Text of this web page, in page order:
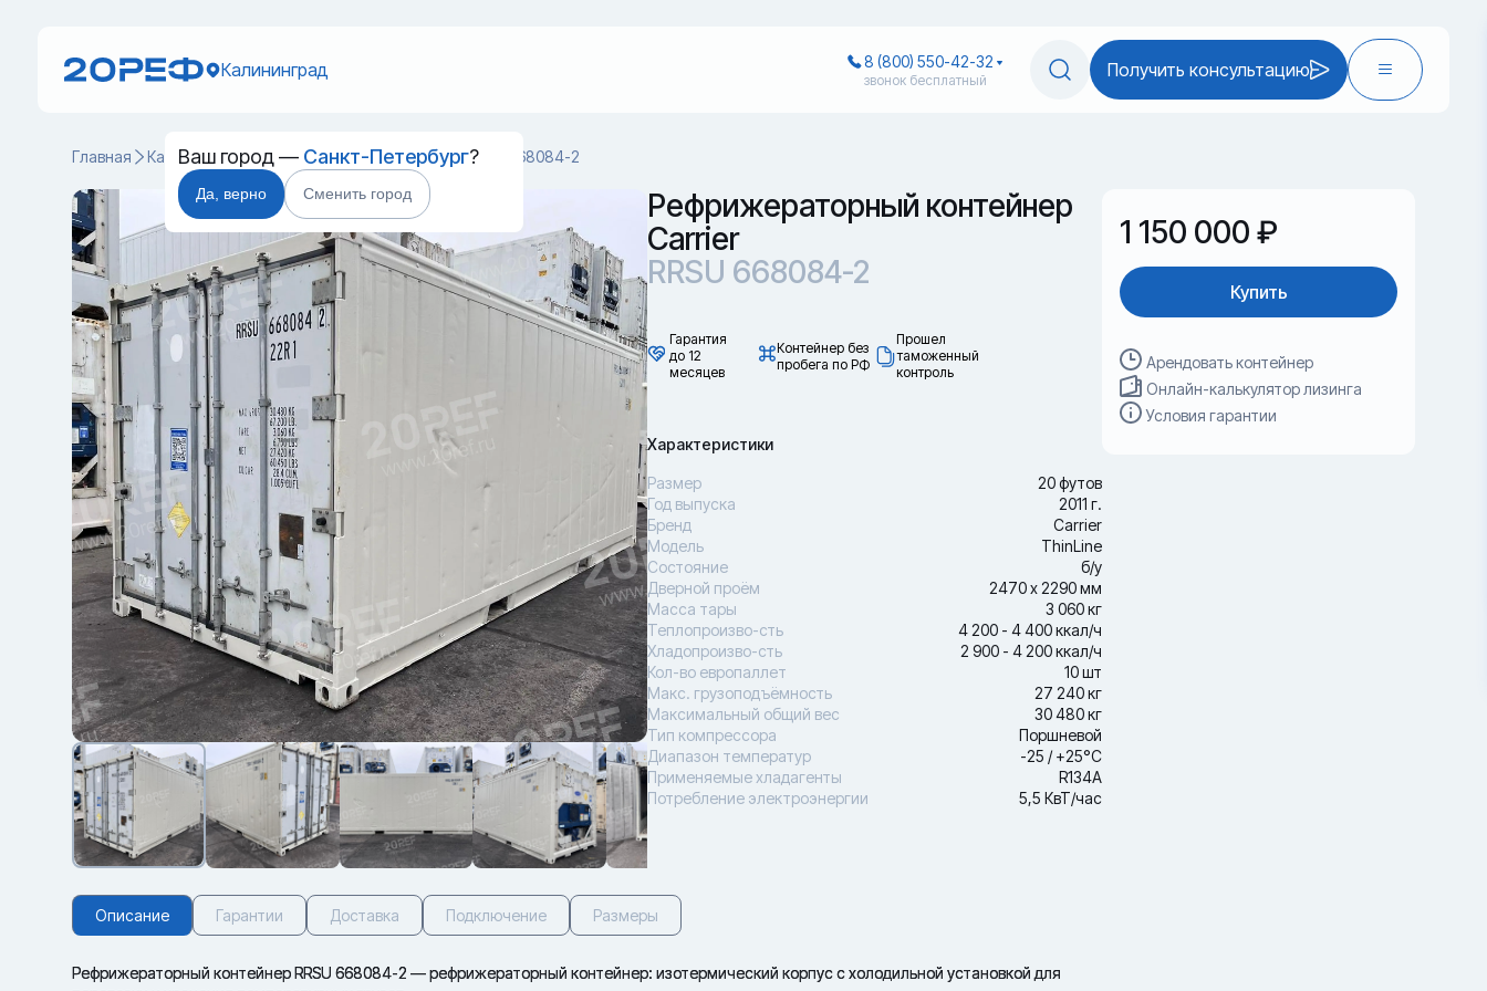
Калининград
Ваш город — Санкт-Петербург?
Да, верно Сменить город
8 (800) 550-42-32
звонок бесплатный Получить консультацию
Главная Каталог Рефрижераторные контейнеры RRSU 668084-2
Рефрижераторный контейнер
Carrier
RRSU 668084-2
Гарантия
до 12
месяцев
Контейнер без
пробега по РФ
Прошел
таможенный
контроль
Характеристики
Размер
20 футов
Год выпуска
2011 г.
Бренд
Carrier
Модель
ThinLine
Состояние
б/у
Дверной проём
2470 х 2290 мм
Масса тары
3 060 кг
Теплопроизво-сть
4 200 - 4 400 ккал/ч
Хладопроизво-сть
2 900 - 4 200 ккал/ч
Кол-во европаллет
10 шт
Макс. грузоподъёмность
27 240 кг
Максимальный общий вес
30 480 кг
Тип компрессора
Поршневой
Диапазон температур
-25 / +25°С
Применяемые хладагенты
R134A
Потребление электроэнергии
5,5 КвТ/час
1 150 000 ₽
Купить
Арендовать контейнер
Онлайн-калькулятор лизинга
Условия гарантии
Описание Гарантии Доставка Подключение Размеры
Рефрижераторный контейнер RRSU 668084-2 — рефрижераторный контейнер: изотермический корпус с холодильной установкой для